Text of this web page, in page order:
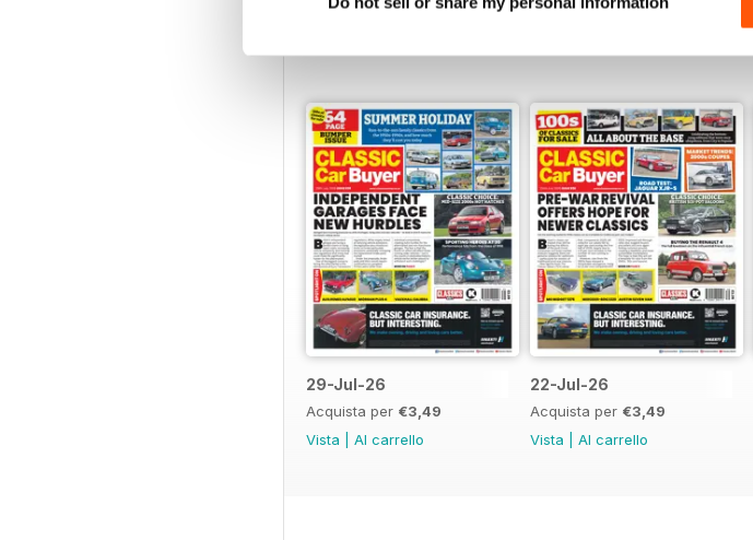
29-Jul-26
Acquista per €3,49
Vista
Al carrello
22-Jul-26
Acquista per €3,49
Vista
Al carrello